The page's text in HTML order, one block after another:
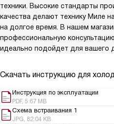
техники. Высокие стандарты
качества делают технику Миле
на долгое время. В нашем
профессиональную
идеально подойдет для вашего
Скачать инструкцию для
Инструкция по эксплуатации
PDF, 5.67 MB
Схема встраивания 1
JPG, 82.04 KB